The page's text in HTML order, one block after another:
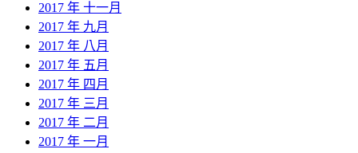
2017 年 十一月
2017 年 九月
2017 年 八月
2017 年 五月
2017 年 四月
2017 年 三月
2017 年 二月
2017 年 一月